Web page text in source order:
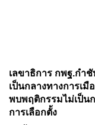
เลขาธิการ กพฐ.กำ
เป็นกลางทางการเ
พบพฤติกรรมไม่เป็น
การเลือกตั้ง